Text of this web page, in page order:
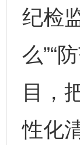
纪检
么”“
目，
性化